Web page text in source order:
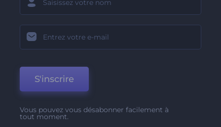
S'inscrire
Vous pouvez vous désabonner facilement à
tout moment.